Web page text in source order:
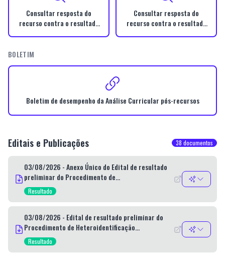
Consultar resposta do
recurso contra o resultado
Consultar resposta do
recurso contra o resultado
BOLETIM
Boletim de desempenho da Análise Curricular pós-recursos
Editais e Publicações 38 documentos
03/08/2026 - Anexo Único do Edital de resultado
preliminar do Procedimento de
Heteroidentificação Telepresencial - Negros -
Processo Seletivo Simplificado nº 010/2026
Resultado
03/08/2026 - Edital de resultado preliminar do
Procedimento de Heteroidentificação
Telepresencial - Negros - Processo Seletivo
Simplificado nº 010/2026
Resultado